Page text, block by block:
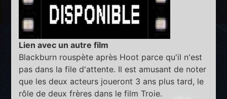
Lien avec un autre film
Blackburn rouspète après Hoot parce qu'il n'est
pas dans la file d'attente. Il est amusant de noter
que les deux acteurs joueront 3 ans plus tard, le
rôle de deux frères dans le film Troie.